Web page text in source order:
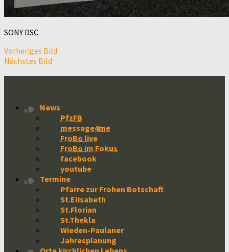
SONY DSC
Vorheriges Bild
Nächstes Bild
News
PfzFB
message4me
FroBo live
FroBo im Fokus
facebook
youtube
Termine
Pfarre zur Frohen Botschaft
St.Elisabeth
St.Florian
St.Thekla
Wieden-Paulaner
Jahresplanung